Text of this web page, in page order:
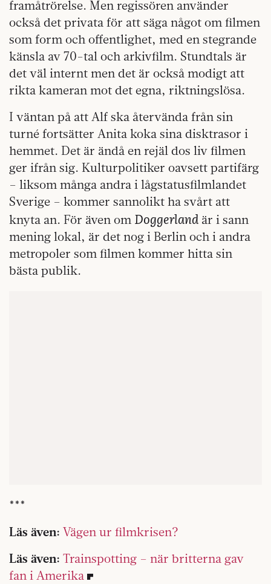
framåtrörelse. Men regissören använder
också det privata för att säga något om filmen
som form och offentlighet, med en stegrande
känsla av 70-tal och arkivfilm. Stundtals är
det väl internt men det är också modigt att
rikta kameran mot det egna, riktningslösa.
I väntan på att Alf ska återvända från sin
turné fortsätter Anita koka sina disktrasor i
hemmet. Det är ändå en rejäl dos liv filmen
ger ifrån sig. Kulturpolitiker oavsett partifärg
– liksom många andra i lågstatusfilmlandet
Sverige – kommer sannolikt ha svårt att
knyta an. För även om Doggerlandär i sann
mening lokal, är det nog i Berlin och i andra
metropoler som filmen kommer hitta sin
bästa publik.
***
Läs även: Vägen ur filmkrisen?
Läs även: Trainspotting – när britterna gav
fan i Amerika